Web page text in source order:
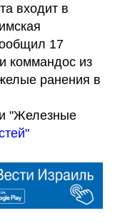
входит в
17
коммандос из
ранения в
"Железные